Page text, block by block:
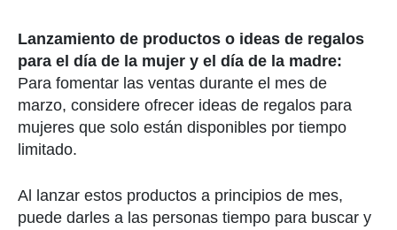
Lanzamiento de productos o ideas de regalos
para el día de la mujer y el día de la madre:
Para fomentar las ventas durante el mes de
marzo, considere ofrecer ideas de regalos para
mujeres que solo están disponibles por tiempo
limitado.
Al lanzar estos productos a principios de mes,
puede darles a las personas tiempo para buscar y